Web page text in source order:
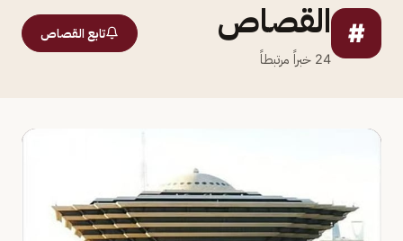
# القصاص
24 خبراً مرتبطاً
تابع القصاص